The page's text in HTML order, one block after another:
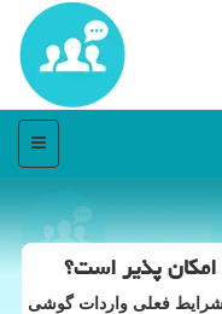
منو
پذیر است؟
شرایط فعلی واردات گوشی